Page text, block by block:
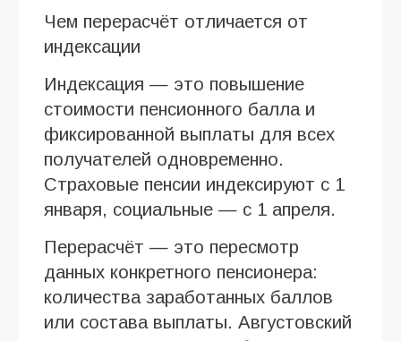
Чем перерасчёт отличается от
индексации
Индексация — это повышение
стоимости пенсионного балла и
фиксированной выплаты для всех
получателей одновременно.
Страховые пенсии индексируют с 1
января, социальные — с 1 апреля.
Перерасчёт — это пересмотр
данных конкретного пенсионера:
количества заработанных баллов
или состава выплаты. Августовский